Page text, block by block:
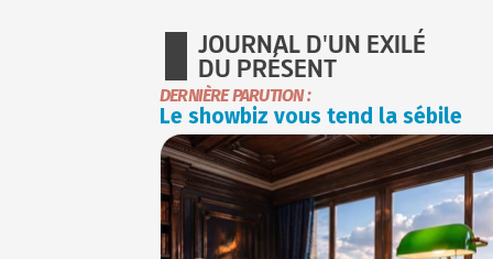
JOURNAL D'UN EXILÉ
DU PRÉSENT
DERNIÈRE PARUTION :
Le showbiz vous tend la sébile